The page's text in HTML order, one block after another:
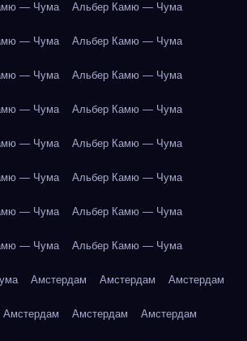
— Чума Альбер Камю — Чума
— Чума Альбер Камю — Чума
— Чума Альбер Камю — Чума
— Чума Альбер Камю — Чума
— Чума Альбер Камю — Чума
— Чума Альбер Камю — Чума
— Чума Альбер Камю — Чума
— Чума Альбер Камю — Чума
Амстердам Амстердам Амстердам
Амстердам Амстердам Амстердам